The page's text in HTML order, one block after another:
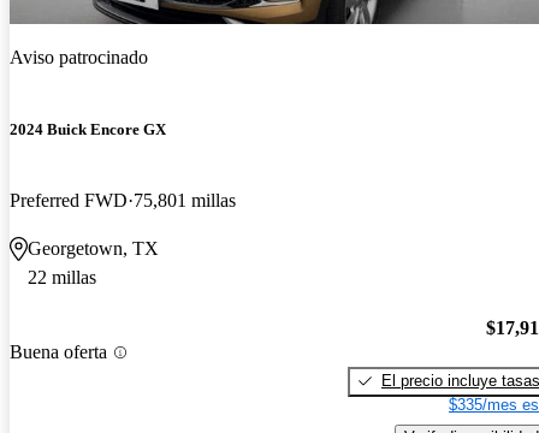
Aviso patrocinado
2024 Buick Encore GX
Preferred FWD 75,801 millas
Georgetown, TX
22 millas
Buena oferta
El precio incluye tasas
$335/mes